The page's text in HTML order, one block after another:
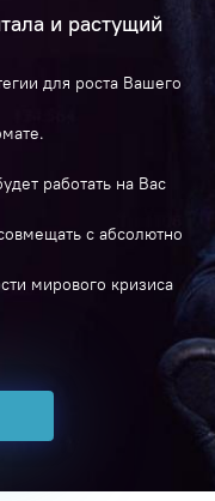
и растущий
для роста Вашего
работать на Вас
с абсолютно
мирового кризиса